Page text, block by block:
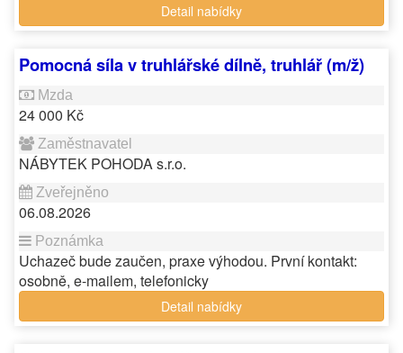
Detail nabídky
Pomocná síla v truhlářské dílně, truhlář (m/ž)
24 000 Kč
NÁBYTEK POHODA s.r.o.
06.08.2026
Uchazeč bude zaučen, praxe výhodou. První kontakt:
osobně, e-mailem, telefonicky
Detail nabídky